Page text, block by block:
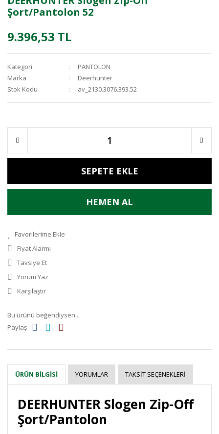
Şort/Pantolon 52
9.396,53 TL
Kategori
PANTOLON
Marka
Deerhunter
Stok Kodu
av_2130.3076.393.52
SEPETE EKLE
HEMEN AL
Fiyat Alarmı
Tavsiye Et
Yorum Yaz
Karşılaştır
Bu ürünü beğendiysen...
Paylaş
ÜRÜN BILGISI YORUMLAR TAKSIT SEÇENEKLERI
DEERHUNTER Slogen Zip-Off
Şort/Pantolon